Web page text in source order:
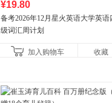
¥19.80
备考2026年12月星火英语大学英语
级词汇周计划
加入购物车 收藏